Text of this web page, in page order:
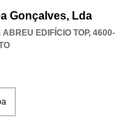
Gonçalves, Lda
EDIFÍCIO TOP, 4600-